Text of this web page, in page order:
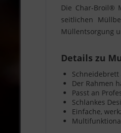
Die Char-Broil®
seitlichen
Müllentsorgung
Details zu
Schneidebrett
Der Rahmen
Passt an
Schlankes
Einfache,